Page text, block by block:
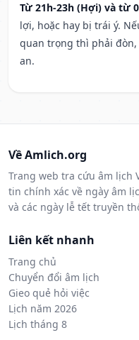
Từ 21h-23h (Hợi) và từ
lợi, hoặc hay bị trái ý.
quan trọng thì phải
an.
Về Amlich.org
Trang web tra cứu âm lịch
tin chính xác về ngày âm
và các ngày lễ tết truyền
Liên kết nhanh
Trang chủ
Chuyển đổi âm lịch
Gieo quẻ hỏi việc
Lịch năm 2026
Lịch tháng 8